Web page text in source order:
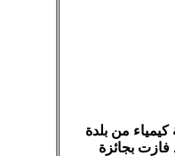
كيمياء من بلدة
فازت بجائزة